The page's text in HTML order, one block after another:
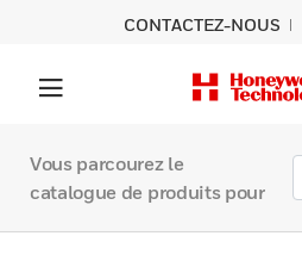
CONTACTEZ-NOUS
Vous parcourez le
catalogue de produits pour